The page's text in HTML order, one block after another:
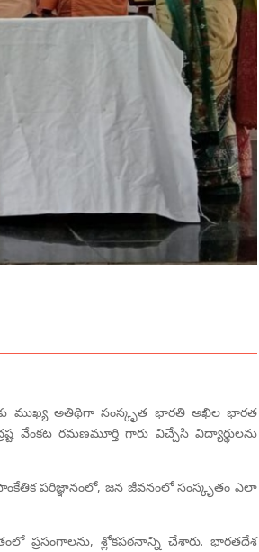
ముఖ్య అతిథిగా సంస్కృత భారతి అఖిల భారత
వేంకట రమణమూర్తి గారు విచ్చేసి విద్యార్థులను
పరిజ్ఞానంలో, జన జీవనంలో సంస్కృతం ఎలా
ప్రసంగాలను, శ్లోకపఠనాన్ని చేశారు. భారతదేశ